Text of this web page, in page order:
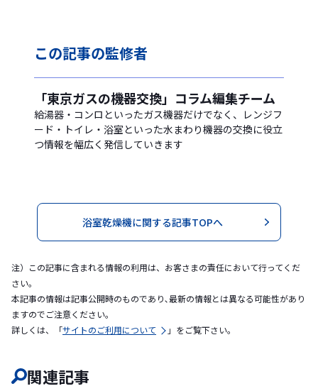
この記事の監修者
「東京ガスの機器交換」コラム編集チーム
給湯器・コンロといったガス機器だけでなく、レンジフ
ード・トイレ・浴室といった水まわり機器の交換に役立
つ情報を幅広く発信していきます
浴室乾燥機に関する記事TOPへ
注）この記事に含まれる情報の利用は、お客さまの責任において行ってくだ
さい。
本記事の情報は記事公開時のものであり､最新の情報とは異なる可能性があり
ますのでご注意ください｡
詳しくは、「サイトのご利用について 」をご覧下さい。
関連記事